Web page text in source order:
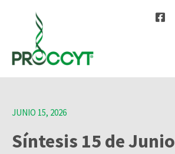
JUNIO 15, 2026
Síntesis 15 de Junio